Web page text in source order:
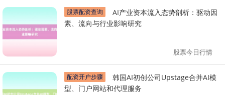
股票配资查询
素、流向与行业影响研究
股票今日行情
配资开户步骤
型、门户网站和代理服务